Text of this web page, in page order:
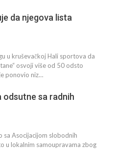
da njegova lista
u kruševačkoj Hali sportova da
osvoji više od 50 odsto
ponovio niz…
odsutne sa radnih
sa Asocijacijom slobodnih
u lokalnim samoupravama zbog